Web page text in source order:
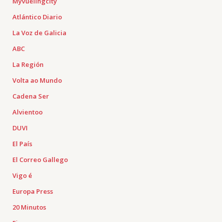
Atlántico Diario
La Voz de Galicia
ABC
La Región
Volta ao Mundo
Cadena Ser
Alvientoo
DUVI
El País
El Correo Gallego
Vigo é
Europa Press
20 Minutos